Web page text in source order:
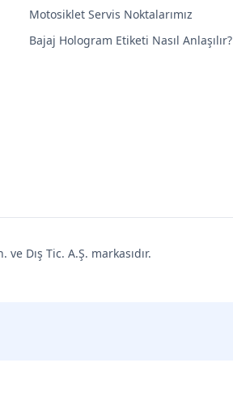
Motosiklet Servis Noktalarımız
Bajaj Hologram Etiketi Nasıl Anlaşılır?
Dış Tic. A.Ş. markasıdır.